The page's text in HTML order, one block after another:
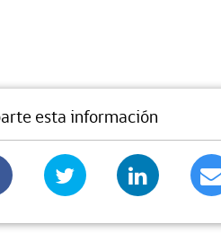
esta información